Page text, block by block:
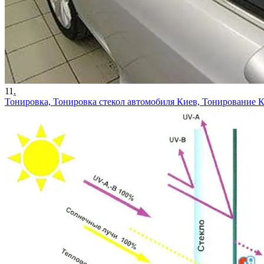
11 .
Тонировка, Тонировка стекол автомобиля Киев, Тонирование